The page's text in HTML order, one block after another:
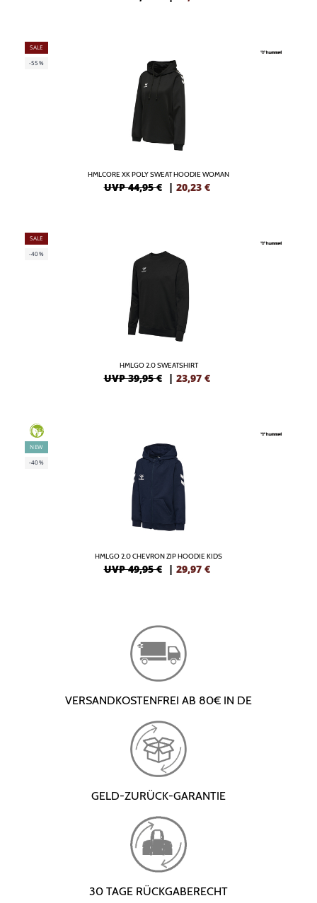
SALE
-55%
HMLCORE XK POLY SWEAT HOODIE WOMAN
UVP 44,95 € | 20,23 €
SALE
-40%
HMLGO 2.0 SWEATSHIRT
UVP 39,95 € | 23,97 €
GREEN
NEW
-40%
HMLGO 2.0 CHEVRON ZIP HOODIE KIDS
UVP 49,95 € | 29,97 €
VERSANDKOSTENFREI AB 80€ IN DE
GELD-ZURÜCK-GARANTIE
30 TAGE RÜCKGABERECHT